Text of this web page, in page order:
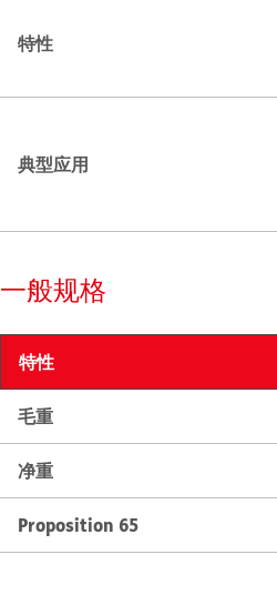
特性
典型应用
一般规格
特性
毛重
净重
Proposition 65